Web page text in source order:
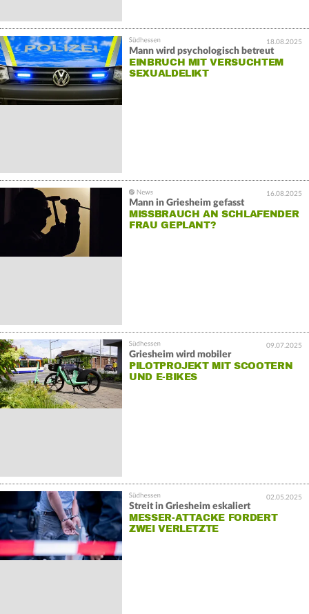
18.08.2025
Mann wird psychologisch betreut
EINBRUCH MIT VERSUCHTEM
SEXUALDELIKT
16.08.2025
Mann in Griesheim gefasst
MISSBRAUCH AN SCHLAFENDER
FRAU GEPLANT?
09.07.2025
Griesheim wird mobiler
PILOTPROJEKT MIT SCOOTERN
UND E-BIKES
02.05.2025
Streit in Griesheim eskaliert
MESSER-ATTACKE FORDERT
ZWEI VERLETZTE